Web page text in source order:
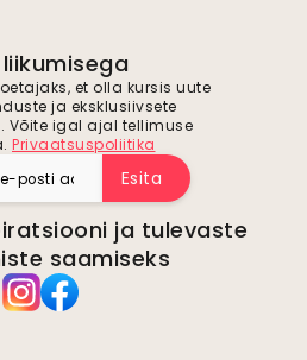
et olla kursis uute
ja eksklusiivsete
Võite igal ajal tellimuse
Privaatsuspoliitika
Esita
ja tulevaste
saamiseks